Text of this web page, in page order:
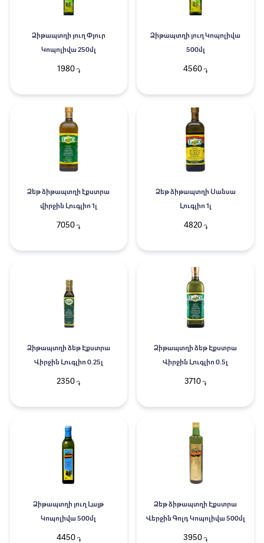
Ձիթապտղի յուղ Փյուր
Կոպոլիվա 250մլ
1980֏
Ձիթապտղի յուղ Կոպոլիվա
500մլ
4560 ֏
Ձեթ ձիթապտղի էքստրա
վիրջին Լուգլիո 1լ
7050 ֏
Ձեթ ձիթապտղի Սանսա
Լուգլիո 1լ
4820֏
Ձիթապտղի ձեթ Էքստրա
Վիրջին Լուգլիո 0.25լ
2350 ֏
Ձիթապտղի ձեթ Էքստրա
Վիրջին Լուգլիո 0.5լ
3710 ֏
Ձիթապտղի յուղ Լայթ
Կոպոլիվա 500մլ
4450֏
Ձեթ ձիթապտղի Էքստրա
Վերջին Գոլդ Կոպոլիվա 500մլ
3950 ֏